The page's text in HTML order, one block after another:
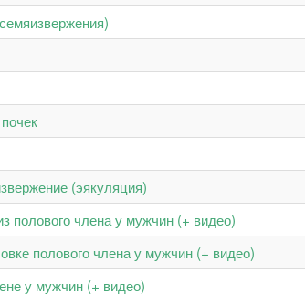
(эякуляция)
полового члена у мужчин (+ видео)
полового члена у мужчин (+ видео)
у мужчин (+ видео)